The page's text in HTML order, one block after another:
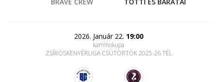
2026. Január 22. 19:00
kaminokupa
ZSÍROSKENYÉRLIGA CSÜTÖRTÖK 2025-26 TÉL